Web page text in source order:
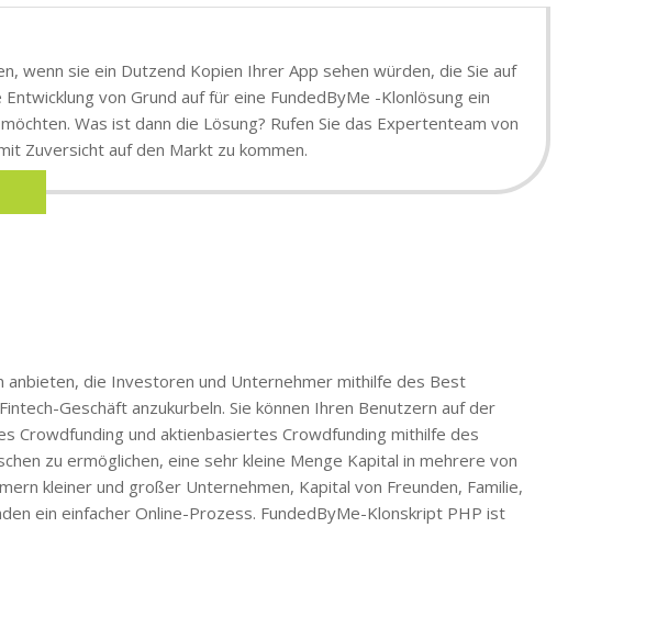
wenn sie ein Dutzend Kopien Ihrer App sehen würden, die Sie auf
von Grund auf für eine FundedByMe -Klonlösung ein
Was ist dann die Lösung? Rufen Sie das Expertenteam von
Zuversicht auf den Markt zu kommen.
anbieten, die Investoren und Unternehmer mithilfe des Best
Geschäft anzukurbeln. Sie können Ihren Benutzern auf der
Crowdfunding und aktienbasiertes Crowdfunding mithilfe des
zu ermöglichen, eine sehr kleine Menge Kapital in mehrere von
kleiner und großer Unternehmen, Kapital von Freunden, Familie,
ein einfacher Online-Prozess. FundedByMe-Klonskript PHP ist